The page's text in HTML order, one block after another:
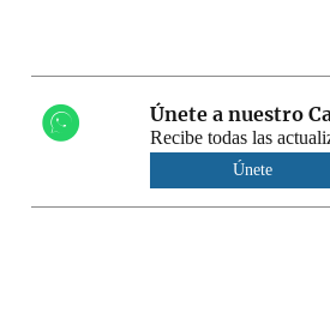
Únete a nuestro
Recibe todas las
Únete